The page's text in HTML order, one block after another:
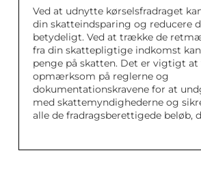
Ved at udnytte kørselsfradraget
din skatteindsparing og reducere
betydeligt. Ved at trække de
fra din skattepligtige indkomst
penge på skatten. Det er vigtigt
opmærksom på reglerne og
dokumentationskravene for at
med skattemyndighederne og
alle de fradragsberettigede beløb,